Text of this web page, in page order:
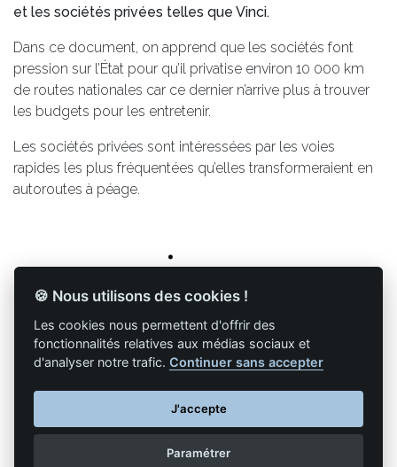
et les sociétés privées telles que Vinci.
Dans ce document, on apprend que les sociétés font
pression sur l’État pour qu’il privatise environ 10 000 km
de routes nationales car ce dernier n’arrive plus à trouver
les budgets pour les entretenir.
Les sociétés privées sont intéressées par les voies
rapides les plus fréquentées qu’elles transformeraient en
autoroutes à péage.
Retour à la liste des articles
🍪 Nous utilisons des cookies !
Les cookies nous permettent d'offrir des
fonctionnalités relatives aux médias sociaux et
d'analyser notre trafic.Continuer sans accepter
J'accepte
Paramétrer